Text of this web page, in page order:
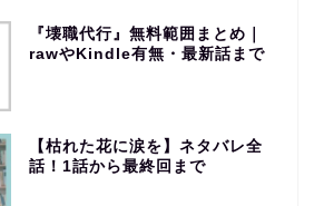
『壊職代行』無料範囲まとめ｜
rawやKindle有無・最新話まで
【枯れた花に涙を】ネタバレ全
話！1話から最終回まで